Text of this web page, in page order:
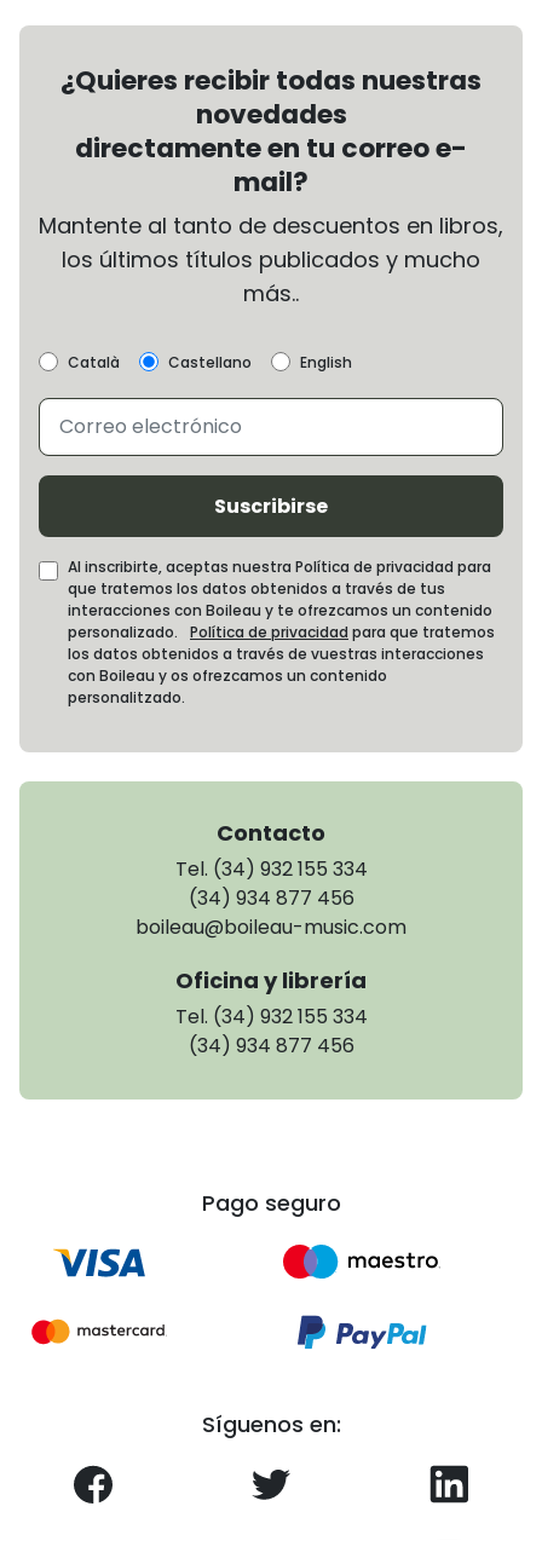
¿Quieres recibir todas nuestras
novedades
directamente en tu correo e-
mail?
Mantente al tanto de descuentos en libros,
los últimos títulos publicados y mucho
más..
Català Castellano English
Suscribirse
Al inscribirte, aceptas nuestra Política de privacidad para
que tratemos los datos obtenidos a través de tus
interacciones con Boileau y te ofrezcamos un contenido
personalizado. Política de privacidad para que tratemos
los datos obtenidos a través de vuestras interacciones
con Boileau y os ofrezcamos un contenido
personalitzado.
Contacto
Tel. (34) 932 155 334
(34) 934 877 456
boileau@boileau-music.com
Oficina y librería
Tel. (34) 932 155 334
(34) 934 877 456
Pago seguro
Síguenos en: